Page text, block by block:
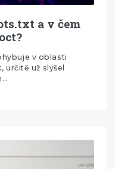
a v čem
v oblasti
určitě už slyšel